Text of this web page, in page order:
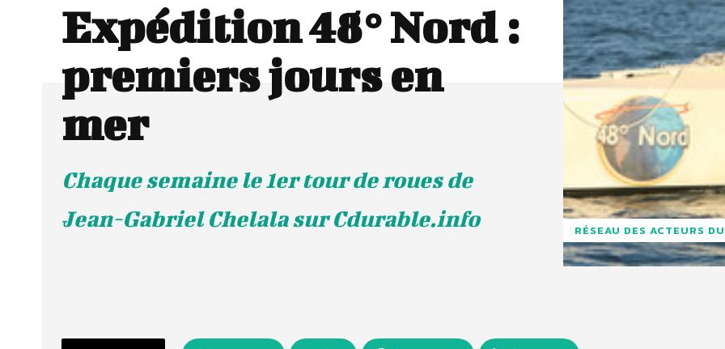
Expédition 48° Nord :
premiers jours en
mer
Chaque semaine le 1er tour de roues de
Jean-Gabriel Chelala sur Cdurable.info
RÉSEAU DES ACTEURS